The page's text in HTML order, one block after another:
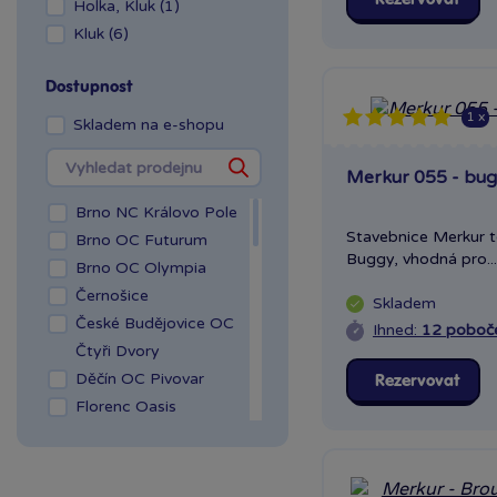
Holka, Kluk (1)
Kluk (6)
Dostupnost
Skladem na e-shopu
Brno NC Královo Pole
Brno OC Futurum
Brno OC Olympia
Černošice
České Budějovice OC
Čtyři Dvory
Děčín OC Pivovar
Florenc Oasis
1 x
Merkur 055 -
Stavebnice Merkur
Buggy, vhodná pro...
Skladem
Ihned: 12
Rezervovat